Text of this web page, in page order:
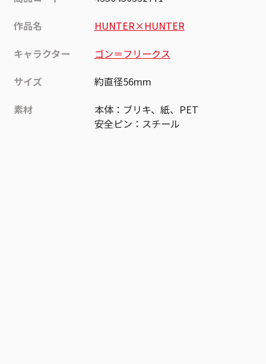
作品名
HUNTER×HUNTER
キャラクター
ゴン＝フリークス
サイズ
約直径56mm
素材
本体：ブリキ、紙、PET
安全ピン：スチール